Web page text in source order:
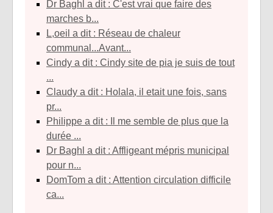
Dr Baghl a dit : C'est vrai que faire des
marches b...
l,oeil a dit : Réseau de chaleur
communal...Avant...
Cindy a dit : Cindy site de pia je suis de tout
...
Claudy a dit : Holala, il etait une fois, sans
pr...
Philippe a dit : Il me semble de plus que la
durée ...
Dr Baghl a dit : Affligeant mépris municipal
pour n...
DomTom a dit : Attention circulation difficile
ca...